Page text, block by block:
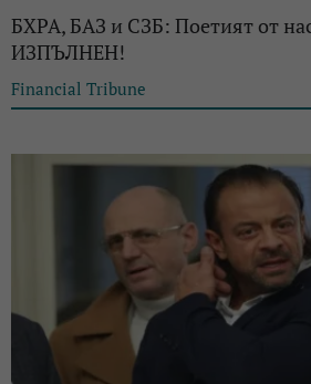
БХРА, БАЗ и СЗБ: Поетият от
ИЗПЪЛНЕН!
Financial Tribune